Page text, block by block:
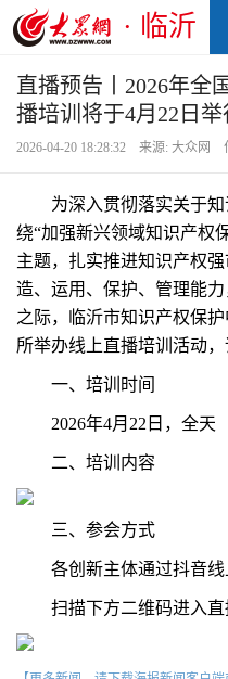
· 临沂
直播预告丨2026年全
播培训将于4月22日举
2026-04-20 18:28:32 来源: 大众网
为深入贯彻落实关于知
绕“加强新兴领域知识产权
主题，扎实推进知识产权
造、运用、保护、管理能
之际，临沂市知识产权保
所举办线上直播培训活动，
一、培训时间
2026年4月22日，全天
二、培训内容
三、参会方式
各创新主体通过抖音线
扫描下方二维码进入直